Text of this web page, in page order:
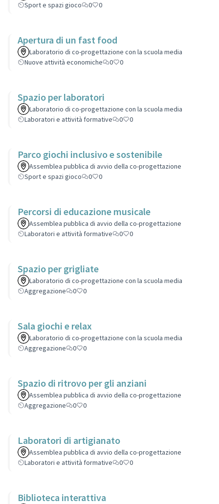
Sport e spazi gioco
0 0
Apertura di un fast food
Laboratorio di co-progettazione con la scuola media
Nuove attività economiche
0 0
Spazio per laboratori
Laboratorio di co-progettazione con la scuola media
Laboratori e attività formative
0 0
Parco giochi inclusivo e sostenibile
Assemblea pubblica di avvio della co-progettazione
Sport e spazi gioco
0 0
Percorsi di educazione musicale
Assemblea pubblica di avvio della co-progettazione
Laboratori e attività formative
0 0
Spazio per grigliate
Laboratorio di co-progettazione con la scuola media
Aggregazione
0 0
Sala giochi e relax
Laboratorio di co-progettazione con la scuola media
Aggregazione
0 0
Spazio di ritrovo per gli anziani
Assemblea pubblica di avvio della co-progettazione
Aggregazione
0 0
Laboratori di artigianato
Assemblea pubblica di avvio della co-progettazione
Laboratori e attività formative
0 0
Biblioteca interattiva